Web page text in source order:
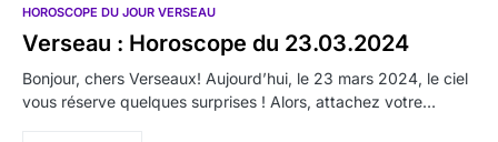
HOROSCOPE DU JOUR VERSEAU
Verseau : Horoscope du 23.03.2024
Bonjour, chers Verseaux! Aujourd’hui, le 23 mars 2024, le ciel
vous réserve quelques surprises ! Alors, attachez votre…